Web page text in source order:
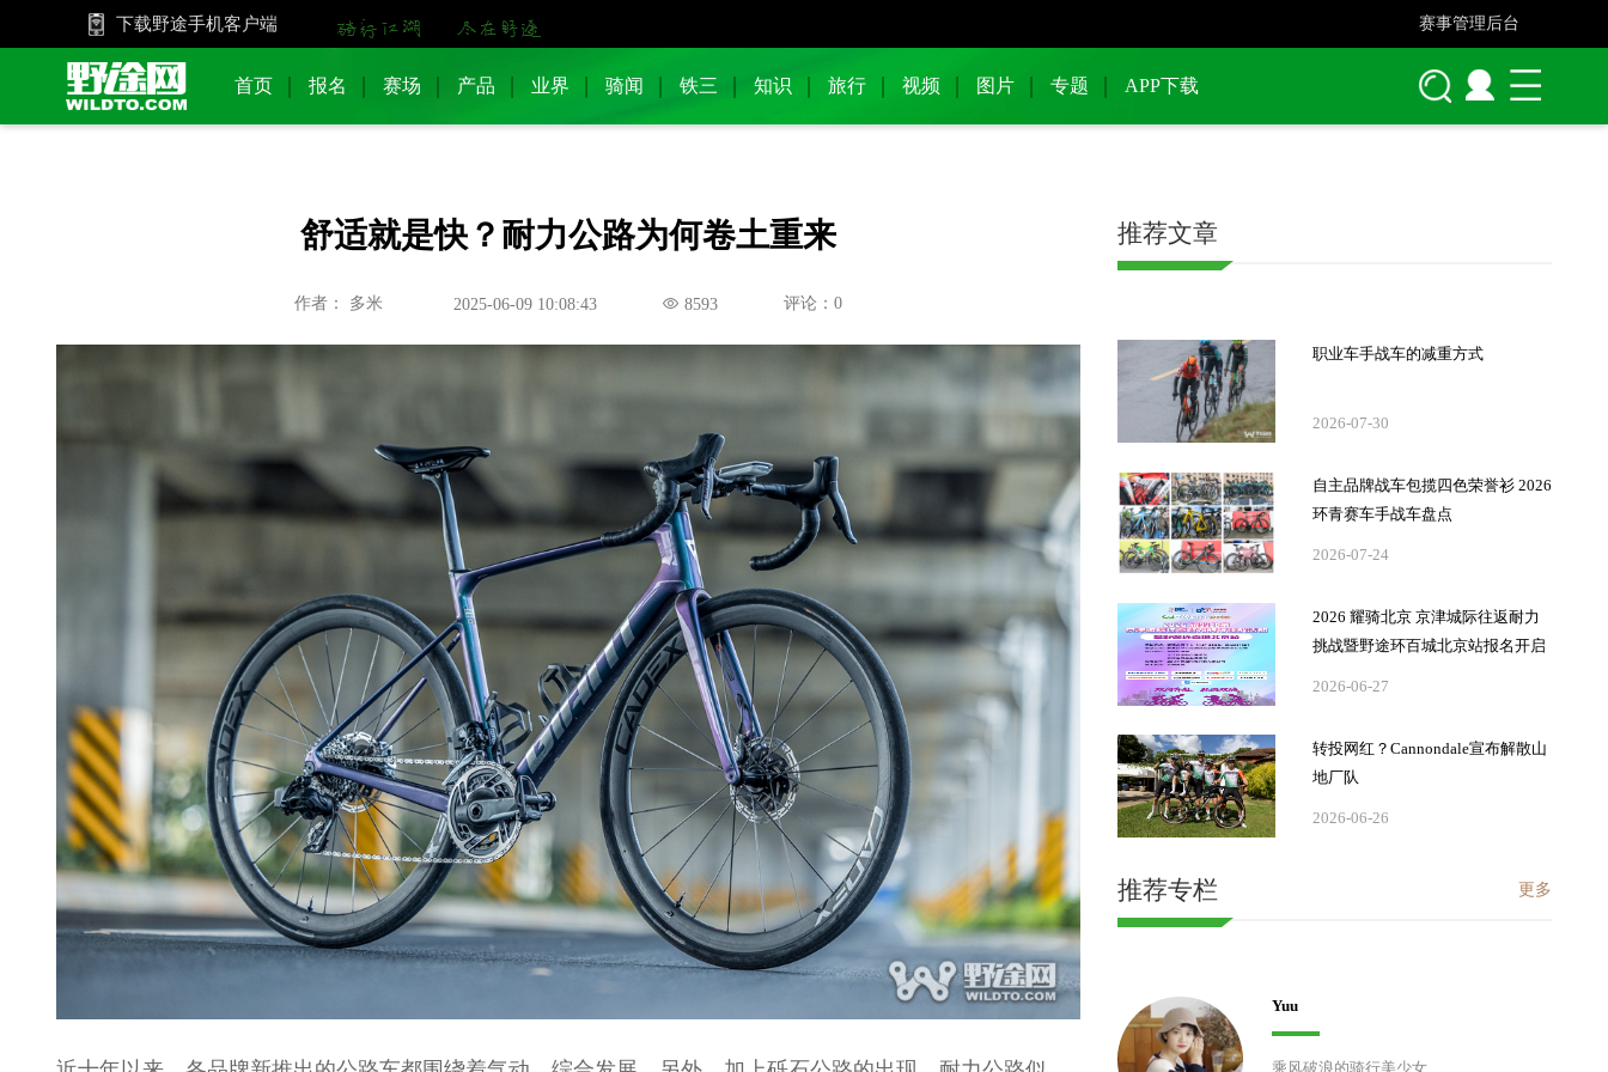
下载野途手机客户端 赛事管理后台
首页 报名 赛场 产品 业界 骑闻 铁三 知识 旅行 视频 图片 专题 APP下载
舒适就是快？耐力公路为何卷土重来
作者： 多米 2025-06-09 10:08:43 8593 评论：0
推荐文章
职业车手战车的减重方式
2026-07-30
自主品牌战车包揽四色荣誉衫 2026
环青赛车手战车盘点
2026-07-24
2026 耀骑北京 京津城际往返耐力
挑战暨野途环百城北京站报名开启
2026-06-27
转投网红？Cannondale宣布解散山
地厂队
2026-06-26
推荐专栏 更多
Yuu
乘风破浪的骑行美少女